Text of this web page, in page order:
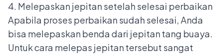
4. Melepaskan jepitan setelah selesai perbaikan
Apabila proses perbaikan sudah selesai, Anda
bisa melepaskan benda dari jepitan tang buaya.
Untuk cara melepas jepitan tersebut sangat